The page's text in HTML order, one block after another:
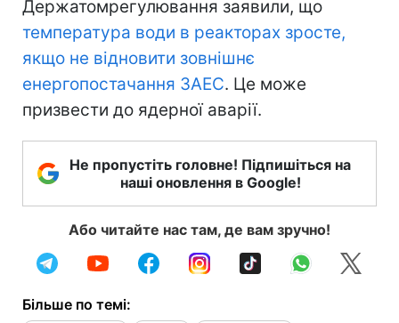
Держатомрегулювання заявили, що
температура води в реакторах зросте,
якщо не відновити зовнішнє
енергопостачання ЗАЕС. Це може
призвести до ядерної аварії.
Не пропустіть головне! Підпишіться на
наші оновлення в Google!
Або читайте нас там, де вам зручно!
Більше по темі: